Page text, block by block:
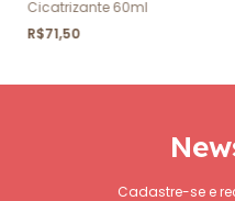
Cicatrizante 60ml
R$71,50
Cadastre-se e